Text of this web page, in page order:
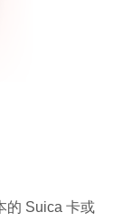
的 Suica 卡或